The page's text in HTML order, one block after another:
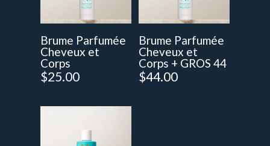
Brume Parfumée
Cheveux et
Corps
$25.00
Brume Parfumée
Cheveux et
Corps + GROS 44
$44.00